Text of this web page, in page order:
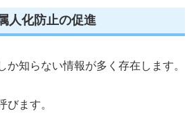
人化防止の促進
か知らない情報が多く存在します。
びます。